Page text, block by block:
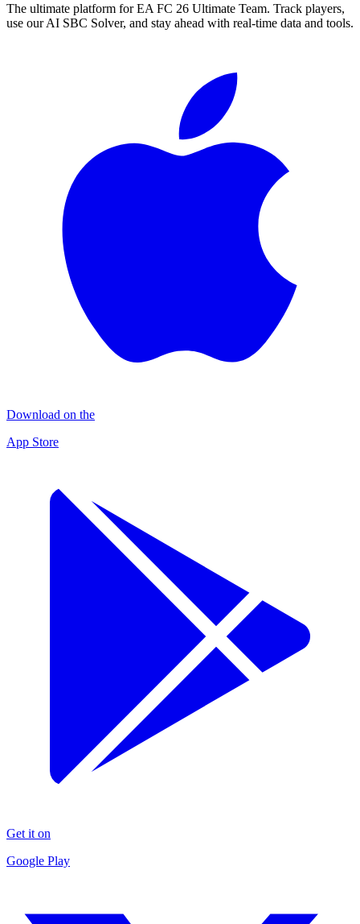
The ultimate platform for EA FC 26 Ultimate Team. Track players,
use our AI SBC Solver, and stay ahead with real-time data and tools.
Download on the
App Store
Get it on
Google Play